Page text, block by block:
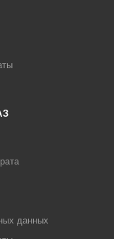
данных